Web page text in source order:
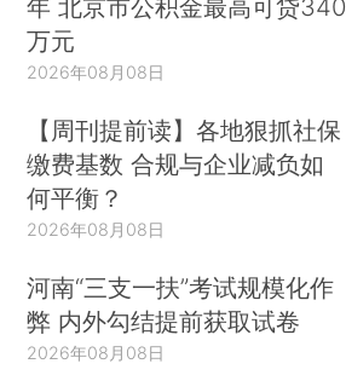
年 北京市公积金最高可贷340
万元
2026年08月08日
【周刊提前读】各地狠抓社保
缴费基数 合规与企业减负如
何平衡？
2026年08月08日
河南“三支一扶”考试规模化作
弊 内外勾结提前获取试卷
2026年08月08日